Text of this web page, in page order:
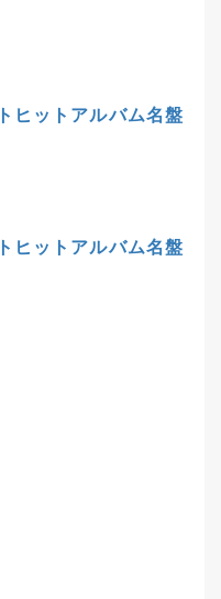
ヒットアルバム名盤
ヒットアルバム名盤